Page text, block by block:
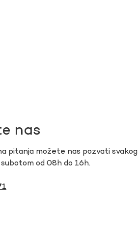
nas
pitanja možete nas pozvati svakog
od 08h do 16h.